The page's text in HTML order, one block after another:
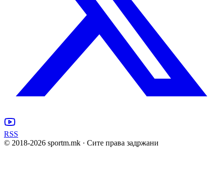
RSS
© 2018-2026 sportm.mk · Сите права задржани